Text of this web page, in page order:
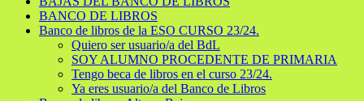
BANCO DE LIBROS
Banco de libros de la ESO CURSO 23/24.
Quiero ser usuario/a del BdL
SOY ALUMNO PROCEDENTE DE PRIMARIA
Tengo beca de libros en el curso 23/24.
Ya eres usuario/a del Banco de Libros